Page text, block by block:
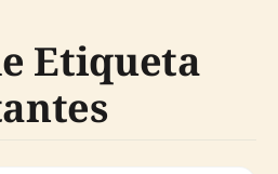
Etiqueta